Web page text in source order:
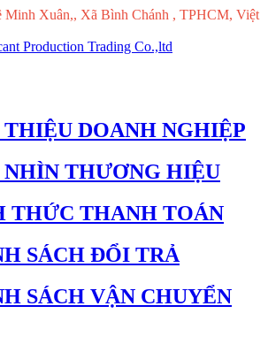
Minh Xuân,, Xã Bình Chánh , TPHCM, Việt
DOANH NGHIỆP
THƯƠNG HIỆU
THỨC THANH TOÁN
SÁCH ĐỔI TRẢ
SÁCH VẬN CHUYỂN